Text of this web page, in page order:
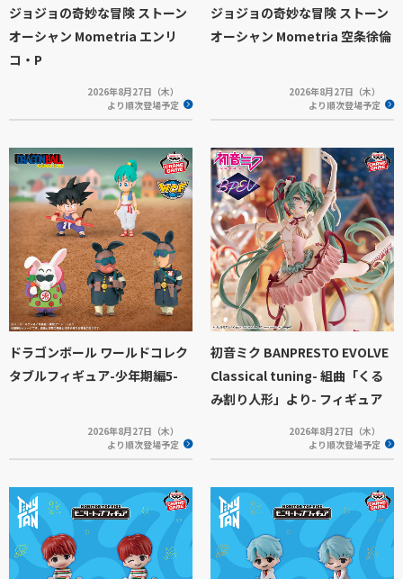
ジョジョの奇妙な冒険 ストーン
オーシャン Mometria エンリ
コ・P
2026年8月27日（木）
より順次登場予定
ジョジョの奇妙な冒険 ストーン
オーシャン Mometria 空条徐倫
2026年8月27日（木）
より順次登場予定
ドラゴンボール ワールドコレク
タブルフィギュア-少年期編5-
2026年8月27日（木）
より順次登場予定
初音ミク BANPRESTO EVOLVE
Classical tuning- 組曲「くる
み割り人形」より- フィギュア
2026年8月27日（木）
より順次登場予定